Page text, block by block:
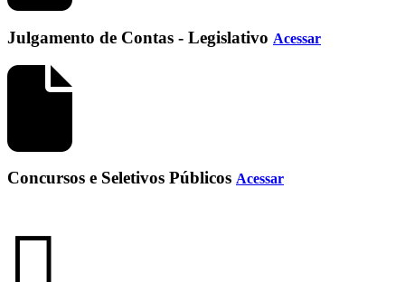
Julgamento de Contas - Legislativo Acessar
Concursos e Seletivos Públicos Acessar